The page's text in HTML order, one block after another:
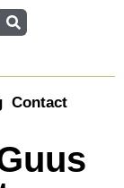
Contact